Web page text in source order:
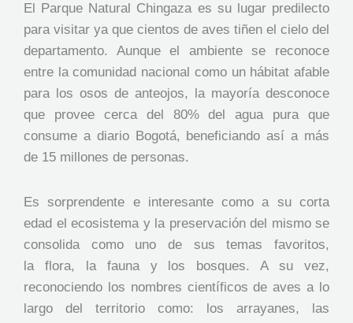
El Parque Natural Chingaza es su lugar predilecto
para visitar ya que cientos de aves tiñen el cielo del
departamento. Aunque el ambiente se reconoce
entre la comunidad nacional como un hábitat afable
para los osos de anteojos, la mayoría desconoce
que provee cerca del 80% del agua pura que
consume a diario Bogotá, beneficiando así a más
de 15 millones de personas.
Es sorprendente e interesante como a su corta
edad el ecosistema y la preservación del mismo se
consolida como uno de sus temas favoritos,
la flora, la fauna y los bosques. A su vez,
reconociendo los nombres científicos de aves a lo
largo del territorio como: los arrayanes, las